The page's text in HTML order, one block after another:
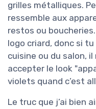
grilles métalliques.
ressemble aux
restos ou
logo criard, donc si
cuisine ou du salon,
accepter le look
violets quand c’est
Le truc que j’ai bien